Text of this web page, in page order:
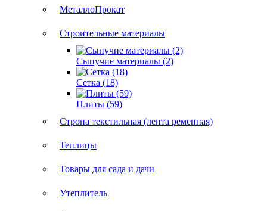
МеталлоПрокат
Строительные материалы
Сыпучие материалы (2)
Сетка (18)
Плиты (59)
Стропа текстильная (лента ременная)
Теплицы
Товары для сада и дачи
Утеплитель